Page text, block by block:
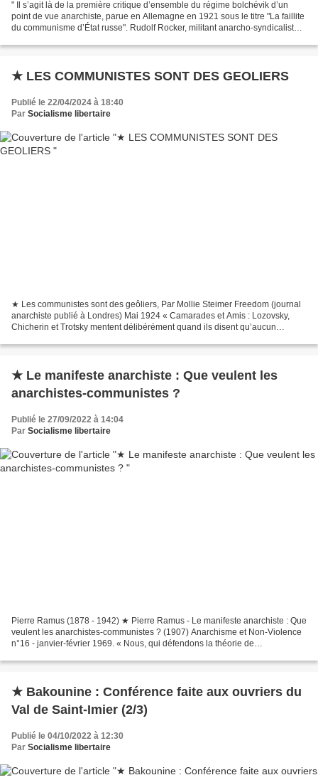
" Il s’agit là de la première critique d’ensemble du régime bolchévik d’un
point de vue anarchiste, parue en Allemagne en 1921 sous le titre "La faillite
du communisme d’État russe". Rudolf Rocker, militant anarcho-syndicaliste,
★ LES COMMUNISTES SONT DES GEOLIERS
Publié le 22/04/2024 à 18:40
Par Socialisme libertaire
★ Les communistes sont des geôliers, Par Mollie Steimer Freedom (journal
anarchiste publié à Londres) Mai 1924 « Camarades et Amis : Lozovsky,
Chicherin et Trotsky mentent délibérément quand ils disent qu’aucun
★ Le manifeste anarchiste : Que veulent les
anarchistes-communistes ?
Publié le 27/09/2022 à 14:04
Par Socialisme libertaire
Pierre Ramus (1878 - 1942) ★ Pierre Ramus - Le manifeste anarchiste : Que
veulent les anarchistes-communistes ? (1907) Anarchisme et Non-Violence
n°16 - janvier-février 1969. « Nous, qui défendons la théorie de
★ Bakounine : Conférence faite aux ouvriers du
Val de Saint-Imier (2/3)
Publié le 04/10/2022 à 12:30
Par Socialisme libertaire